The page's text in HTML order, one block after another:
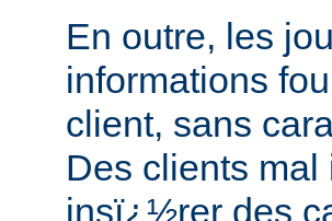
En outre, les
informations
client, sans
Des clients
insï¿½rer des